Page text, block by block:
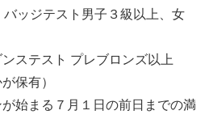
バッジテスト男子３級以上、女
ステスト プレブロンズ以上
保有）
始まる７月１日の前日までの満